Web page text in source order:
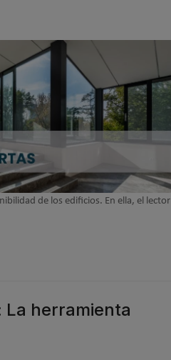
de los edificios. En ella, el lector
herramienta